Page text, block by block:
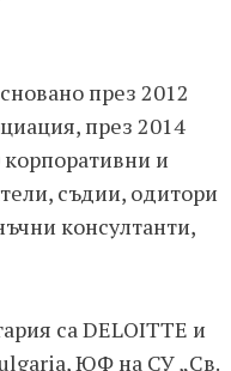
през 2012
през 2014
корпоративни и
съдии, одитори
консултанти,
са DELOITTE и
ЮФ на СУ „Св.